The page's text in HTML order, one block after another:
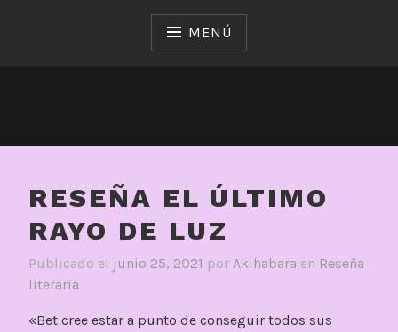
MENÚ
RESEÑA EL ÚLTIMO
RAYO DE LUZ
Publicado el junio 25, 2021 por Akihabara en Reseña
literaria
«Bet cree estar a punto de conseguir todos sus